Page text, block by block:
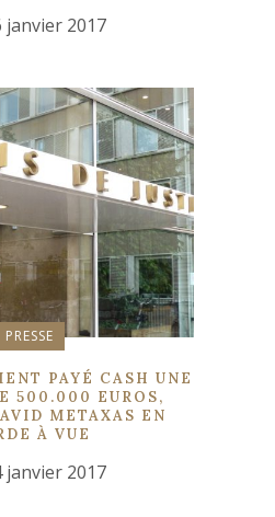
janvier 2017
PRESSE
PAYÉ CASH UNE
500.000 EUROS,
METAXAS EN
À VUE
janvier 2017